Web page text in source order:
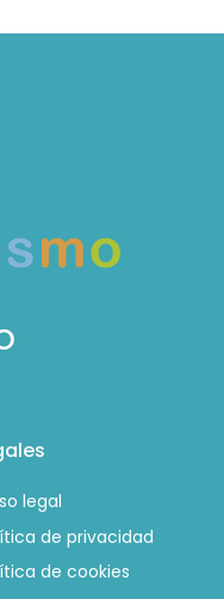
legal
de privacidad
de cookies